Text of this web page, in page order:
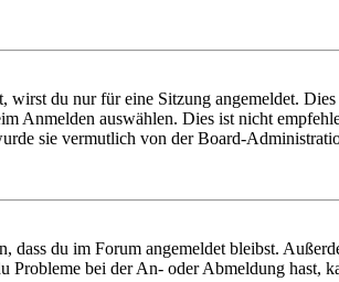
du nur für eine Sitzung angemeldet.
Anmelden auswählen. Dies ist nicht
sie vermutlich von der Board-
du im Forum angemeldet bleibst.
bei der An- oder Abmeldung hast,